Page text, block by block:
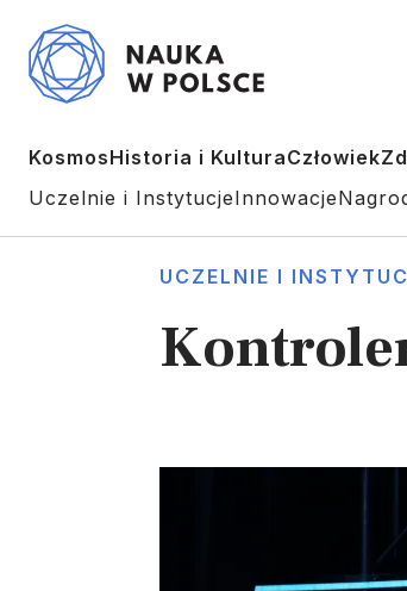
KosmosHistoria i KulturaCzłowiek
Uczelnie i InstytucjeInnowacje
UCZELNIE I